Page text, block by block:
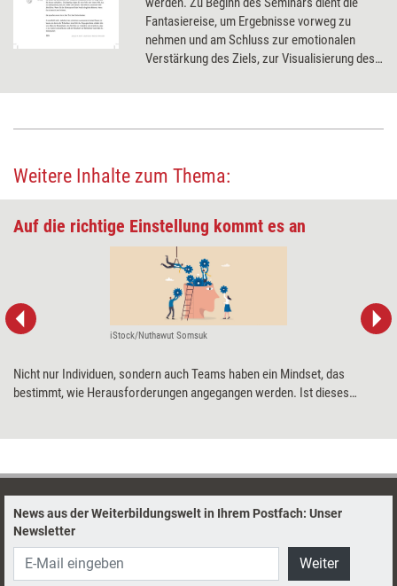
Fantasiereise, um Ergebnisse vorweg zu
nehmen und am Schluss zur emotionalen
Verstärkung des Ziels, zur Visualisierung des
Weitere Inhalte zum Thema:
Auf die richtige Einstellung kommt es an
iStock/Nuthawut Somsuk
Nicht nur Individuen, sondern auch Teams haben ein Mindset, das
bestimmt, wie Herausforderungen angegangen werden. Ist dieses
News aus der Weiterbildungswelt in Ihrem Postfach: Unser
Newsletter
Weiter